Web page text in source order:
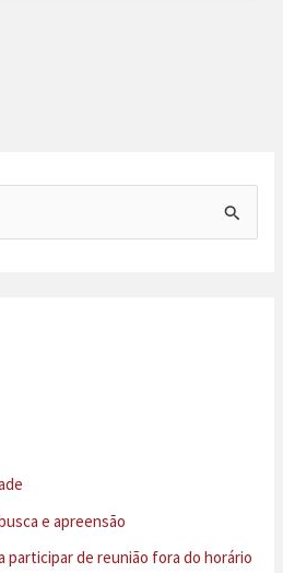
e apreensão
participar de reunião fora do horário